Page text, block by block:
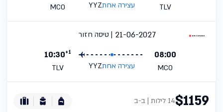
TLV עצירה אחתYYZ
MCO
טיסה חזור
21-06-2027
08:00
MCO עצירה אחתYYZ
10:30+1
TLV
$115914 לילות | ב-ב